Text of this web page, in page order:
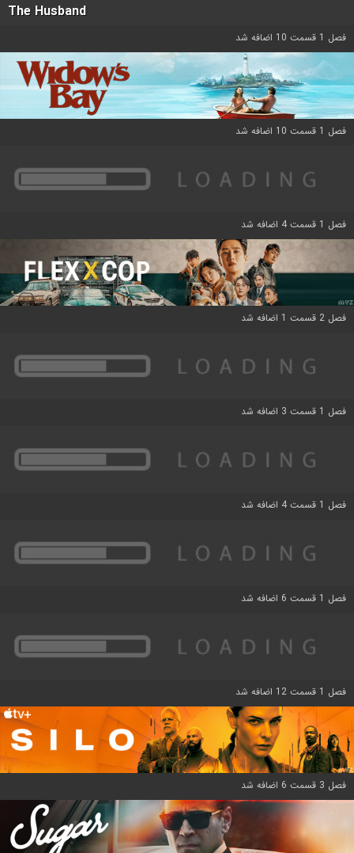
The Husband
فصل 1 قسمت 10 اضافه شد
فصل 1 قسمت 10 اضافه شد
فصل 1 قسمت 4 اضافه شد
فصل 2 قسمت 1 اضافه شد
فصل 1 قسمت 3 اضافه شد
فصل 1 قسمت 4 اضافه شد
فصل 1 قسمت 6 اضافه شد
فصل 1 قسمت 12 اضافه شد
فصل 3 قسمت 6 اضافه شد